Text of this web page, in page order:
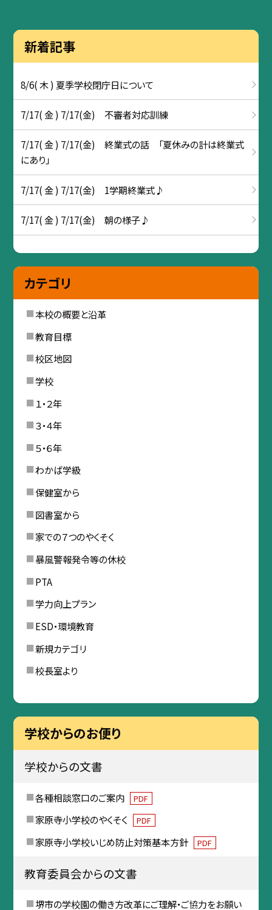
新着記事
8/6( 木 ) 夏季学校閉庁日について
7/17( 金 ) 7/17(金) 不審者対応訓練
7/17( 金 ) 7/17(金) 終業式の話 「夏休みの計は終業式
にあり」
7/17( 金 ) 7/17(金) 1学期終業式♪
7/17( 金 ) 7/17(金) 朝の様子♪
カテゴリ
本校の概要と沿革
教育目標
校区地図
学校
１・２年
３・４年
５・６年
わかば学級
保健室から
図書室から
家での７つのやくそく
暴風警報発令等の休校
PTA
学力向上プラン
ESD・環境教育
新規カテゴリ
校長室より
学校からのお便り
学校からの文書
各種相談窓口のご案内 PDF
家原寺小学校のやくそく PDF
家原寺小学校いじめ防止対策基本方針 PDF
教育委員会からの文書
堺市の学校園の働き方改革にご理解・ご協力をお願い